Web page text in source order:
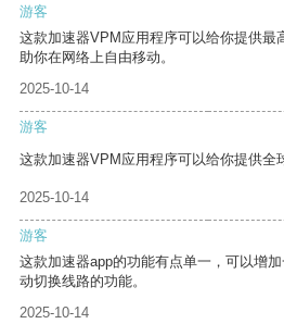
游客
这款加速器VPM应用程序可以给你提供最
助你在网络上自由移动。
2025-10-14
游客
这款加速器VPM应用程序可以给你提供全
2025-10-14
游客
这款加速器app的功能有点单一，可以增
动切换线路的功能。
2025-10-14